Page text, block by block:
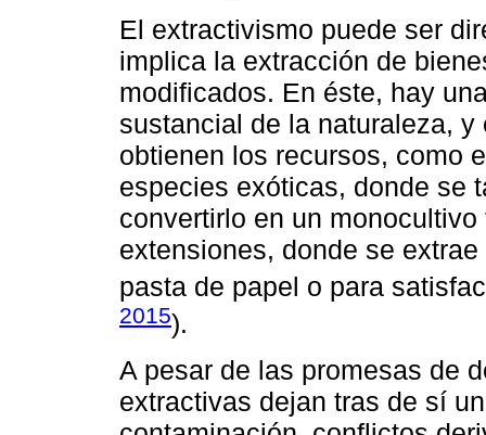
El extractivismo puede ser
implica la extracción de
modificados. En éste, hay
sustancial de la naturaleza,
obtienen los recursos, como
especies exóticas, donde se
convertirlo en un
extensiones, donde se
pasta de papel o para
2015).
A pesar de las promesas de
extractivas dejan tras de sí